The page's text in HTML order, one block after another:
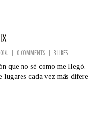
| 0 COMMENTS | 3 LIKES
que no sé como me llegó.
lugares cada vez más